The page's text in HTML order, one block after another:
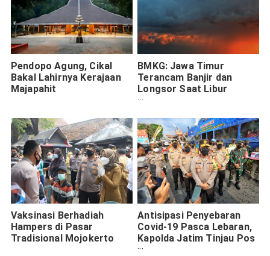
Pendopo Agung, Cikal
Bakal Lahirnya Kerajaan
Majapahit
BMKG: Jawa Timur
Terancam Banjir dan
Longsor Saat Libur
Nataru 2025
Vaksinasi Berhadiah
Hampers di Pasar
Tradisional Mojokerto
Antisipasi Penyebaran
Covid-19 Pasca Lebaran,
Kapolda Jatim Tinjau Pos
Check Point